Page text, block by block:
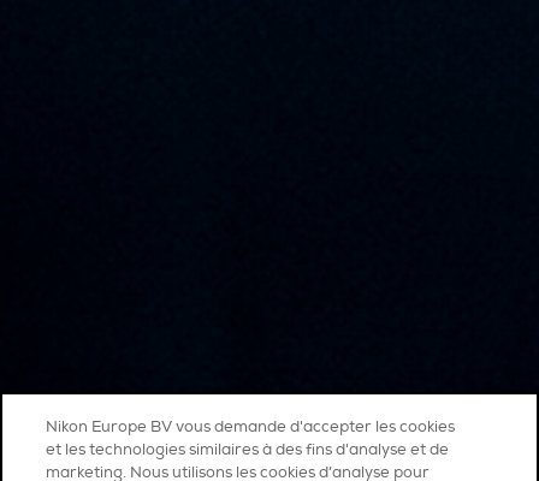
Nikon Europe BV vous demande d'accepter les cookies
et les technologies similaires à des fins d'analyse et de
marketing. Nous utilisons les cookies d’analyse pour